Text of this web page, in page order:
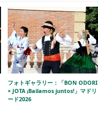
フォトギャラリー：「BON ODORI
× JOTA ¡Bailamos juntos!」マドリ
ード2026